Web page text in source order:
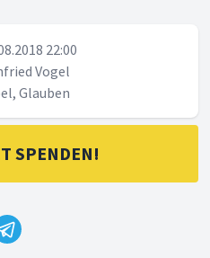
22:00
Vogel
Glauben
SPENDEN!